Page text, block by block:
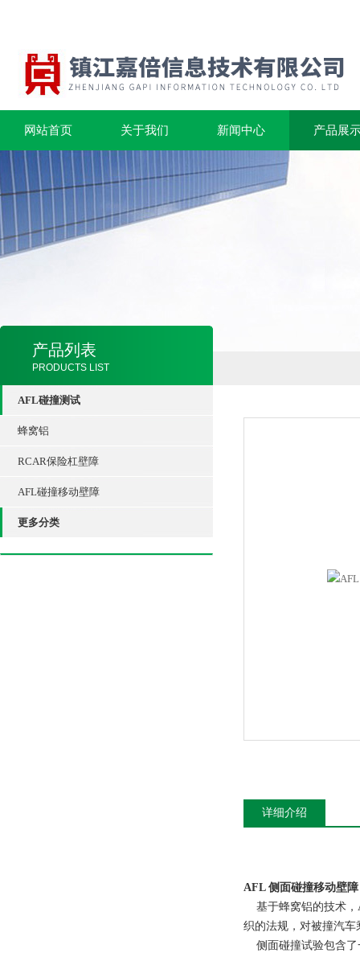
网站首页 关于我们 新闻中心 产品展
产品列表
PRODUCTS LIST
AFL碰撞测试
蜂窝铝
RCAR保险杠壁障
AFL碰撞移动壁障
更多分类
详细介绍
AFL 侧面碰撞移动壁
基于蜂窝铝的技术，
织的法规，对被撞汽
侧面碰撞试验包含了